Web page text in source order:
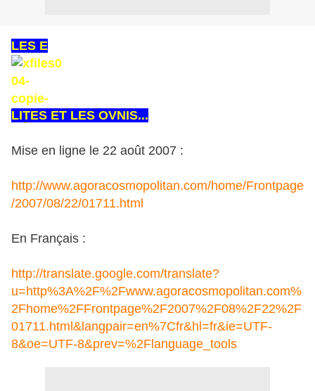
LES E
LITES ET LES OVNIS...
Mise en ligne le 22 août 2007 :
http://www.agoracosmopolitan.com/home/Frontpage
/2007/08/22/01711.html
En Français :
http://translate.google.com/translate?
u=http%3A%2F%2Fwww.agoracosmopolitan.com%
2Fhome%2FFrontpage%2F2007%2F08%2F22%2F
01711.html&langpair=en%7Cfr&hl=fr&ie=UTF-
8&oe=UTF-8&prev=%2Flanguage_tools